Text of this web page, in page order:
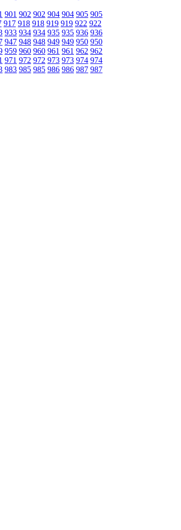
901 902 902 904 904 905 905
917 918 918 919 919 922 922
933 934 934 935 935 936 936
947 948 948 949 949 950 950
959 960 960 961 961 962 962
971 972 972 973 973 974 974
983 985 985 986 986 987 987